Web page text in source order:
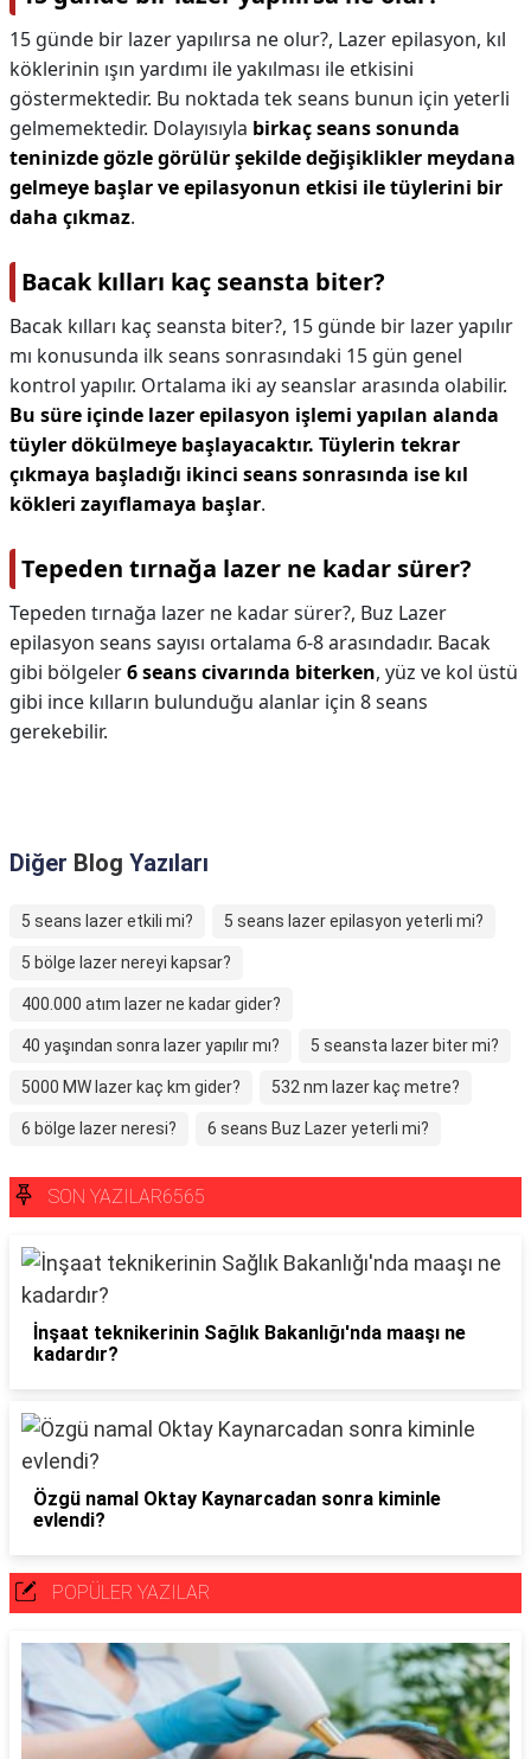
15 günde bir lazer yapılırsa ne olur?, Lazer epilasyon, kıl
köklerinin ışın yardımı ile yakılması ile etkisini
göstermektedir. Bu noktada tek seans bunun için yeterli
gelmemektedir. Dolayısıyla birkaç seans sonunda
teninizde gözle görülür şekilde değişiklikler meydana
gelmeye başlar ve epilasyonun etkisi ile tüylerini bir
daha çıkmaz.
Bacak kılları kaç seansta biter?
Bacak kılları kaç seansta biter?, 15 günde bir lazer yapılır
mı konusunda ilk seans sonrasındaki 15 gün genel
kontrol yapılır. Ortalama iki ay seanslar arasında olabilir.
Bu süre içinde lazer epilasyon işlemi yapılan alanda
tüyler dökülmeye başlayacaktır. Tüylerin tekrar
çıkmaya başladığı ikinci seans sonrasında ise kıl
kökleri zayıflamaya başlar.
Tepeden tırnağa lazer ne kadar sürer?
Tepeden tırnağa lazer ne kadar sürer?, Buz Lazer
epilasyon seans sayısı ortalama 6-8 arasındadır. Bacak
gibi bölgeler6 seans civarında biterken, yüz ve kol üstü
gibi ince kılların bulunduğu alanlar için 8 seans
gerekebilir.
Diğer Blog Yazıları
5 seans lazer etkili mi? 5 seans lazer epilasyon yeterli mi?
5 bölge lazer nereyi kapsar?
400.000 atım lazer ne kadar gider?
40 yaşından sonra lazer yapılır mı? 5 seansta lazer biter mi?
5000 MW lazer kaç km gider? 532 nm lazer kaç metre?
6 bölge lazer neresi? 6 seans Buz Lazer yeterli mi?
SON YAZILAR6565
İnşaat teknikerinin Sağlık Bakanlığı'nda maaşı ne
kadardır?
Özgü namal Oktay Kaynarcadan sonra kiminle
evlendi?
POPÜLER YAZILAR